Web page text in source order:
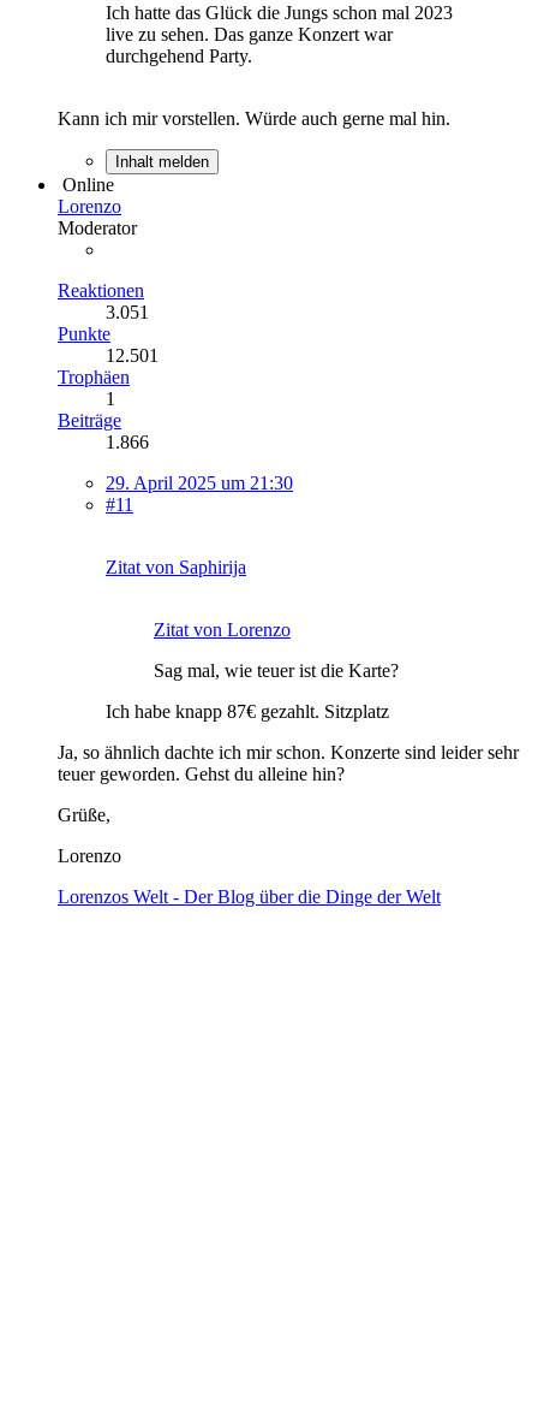
Ich hatte das Glück die Jungs schon mal 2023
live zu sehen. Das ganze Konzert war
durchgehend Party.
Kann ich mir vorstellen. Würde auch gerne mal hin.
Inhalt melden
Online
Lorenzo
Moderator
Reaktionen
3.051
Punkte
12.501
Trophäen
1
Beiträge
1.866
29. April 2025 um 21:30
#11
Zitat von Saphirija
Zitat von Lorenzo
Sag mal, wie teuer ist die Karte?
Ich habe knapp 87€ gezahlt. Sitzplatz
Ja, so ähnlich dachte ich mir schon. Konzerte sind leider sehr
teuer geworden. Gehst du alleine hin?
Grüße,
Lorenzo
Lorenzos Welt - Der Blog über die Dinge der Welt